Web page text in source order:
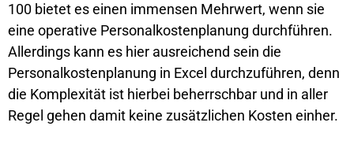
100 bietet es einen immensen Mehrwert, wenn sie
eine operative Personalkostenplanung durchführen.
Allerdings kann es hier ausreichend sein die
Personalkostenplanung in Excel durchzuführen, denn
die Komplexität ist hierbei beherrschbar und in aller
Regel gehen damit keine zusätzlichen Kosten einher.